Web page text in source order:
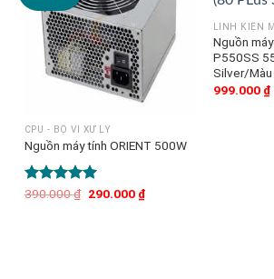
CPU - BỘ VI XỬ LÝ
Nguồn máy tính ORIENT 500W
Được xếp
390.000₫
Giá
290.000 ₫Giá
hiện
LINH KIỆN
Nguồn
P550SS
Silver/
999.000 ₫